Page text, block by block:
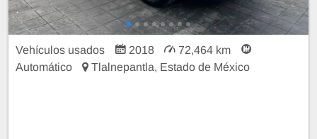
Vehículos usados 2018
72,464 km
Automático
Tlalnepantla, Estado de México